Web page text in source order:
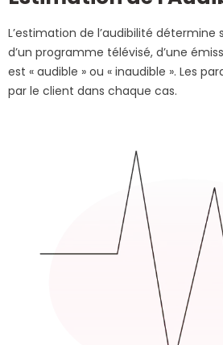
L’estimation de l’audibilité détermine
d’un programme télévisé, d’une
est « audible » ou « inaudible ». Les
par le client dans chaque cas.